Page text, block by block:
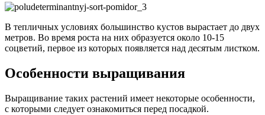
В тепличных условиях большинство кустов вырастает до двух
метров. Во время роста на них образуется около 10-15
соцветий, первое из которых появляется над десятым листком.
Особенности выращивания
Выращивание таких растений имеет некоторые особенности,
с которыми следует ознакомиться перед посадкой.